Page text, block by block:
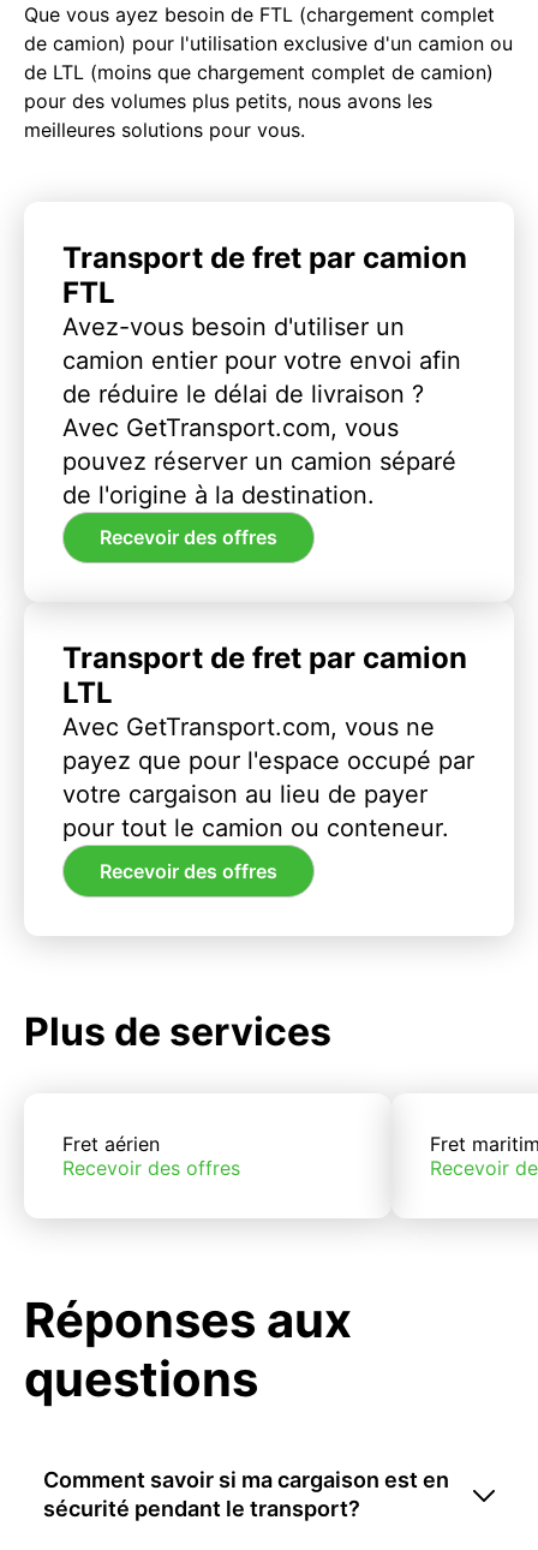
Que vous ayez besoin de FTL (chargement complet
de camion) pour l'utilisation exclusive d'un camion ou
de LTL (moins que chargement complet de camion)
pour des volumes plus petits, nous avons les
meilleures solutions pour vous.
Transport de fret par camion
FTL
Avez-vous besoin d'utiliser un
camion entier pour votre envoi afin
de réduire le délai de livraison ?
Avec GetTransport.com, vous
pouvez réserver un camion séparé
de l'origine à la destination.
Recevoir des offres
Transport de fret par camion
LTL
Avec GetTransport.com, vous ne
payez que pour l'espace occupé par
votre cargaison au lieu de payer
pour tout le camion ou conteneur.
Recevoir des offres
Plus de services
Fret aérien
Recevoir des offres
Fret
Recevoir
Réponses aux
questions
Comment savoir si ma cargaison est en
sécurité pendant le transport?